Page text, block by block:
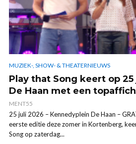
MUZIEK-, SHOW- & THEATERNIEUWS
Play that Song keert op
De Haan met een
MENT55
25 juli 2026 – Kennedyplein De Haan –
eerste editie deze zomer in Kortenberg,
Song op zaterdag...